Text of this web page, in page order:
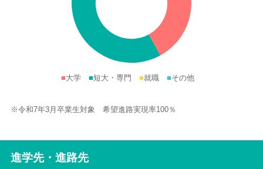
■大学 ■短大・専門 ■就職 ■その他
※令和7年3月卒業生対象 希望進路実現率100％
進学先・進路先